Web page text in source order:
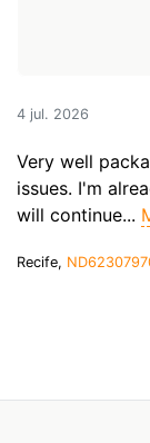
4 jul. 2026
Very well
issues. I'm
will continue...
Recife,